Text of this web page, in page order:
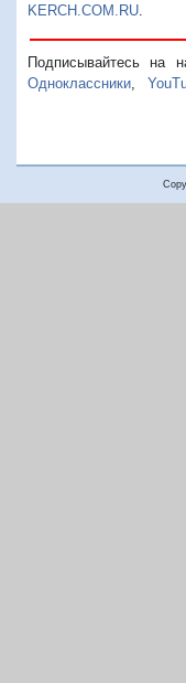
KERCH.COM.RU
Подписывайтесь на
Одноклассники